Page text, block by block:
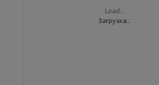
Load...
Загрузка...